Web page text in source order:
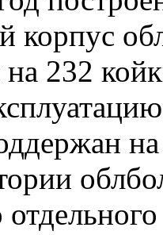
корпус
на 232